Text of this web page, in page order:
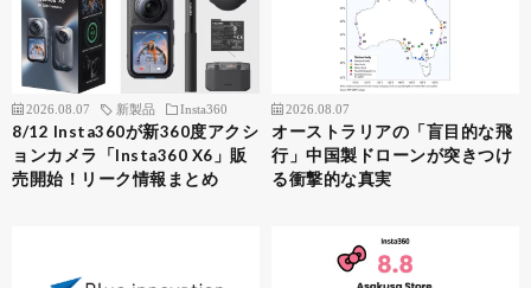
2026.08.07 新製品 Insta360
8/12 Insta360が新360度アクシ
ョンカメラ「Insta360 X6」販
売開始！リーク情報まとめ
2026.08.07
オーストラリアの「盲目的な飛
行」中国製ドローンが突きつけ
る衝撃的な真実